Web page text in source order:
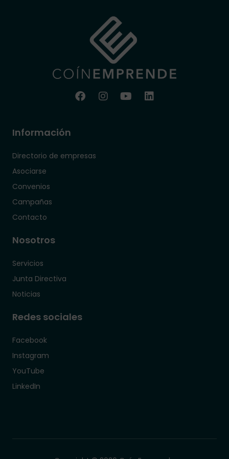
Información
Directorio de empresas
Asociarse
Convenios
Campañas
Contacto
Nosotros
Servicios
Junta Directiva
Noticias
Redes sociales
Facebook
Instagram
YouTube
LinkedIn